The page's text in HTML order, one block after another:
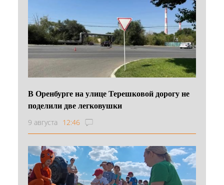
В Оренбурге на улице Терешковой дорогу не
поделили две легковушки
9 августа 12:46